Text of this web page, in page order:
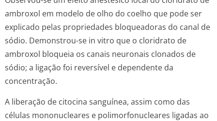
ambroxol em modelo de olho do coelho que pode ser
explicado pelas propriedades bloqueadoras do canal de
sódio. Demonstrou-se in vitro que o cloridrato de
ambroxol bloqueia os canais neuronais clonados de
sódio; a ligação foi reversível e dependente da
concentração.
A liberação de citocina sanguínea, assim como das
células mononucleares e polimorfonucleares ligadas ao